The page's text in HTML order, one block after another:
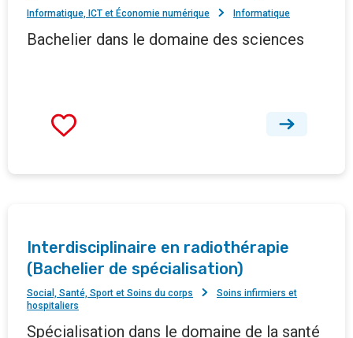
Informatique, ICT et Économie numérique Informatique
Bachelier dans le domaine des sciences
Interdisciplinaire en radiothérapie
(Bachelier de spécialisation)
Social, Santé, Sport et Soins du corps
Soins infirmiers et
hospitaliers
Spécialisation dans le domaine de la santé